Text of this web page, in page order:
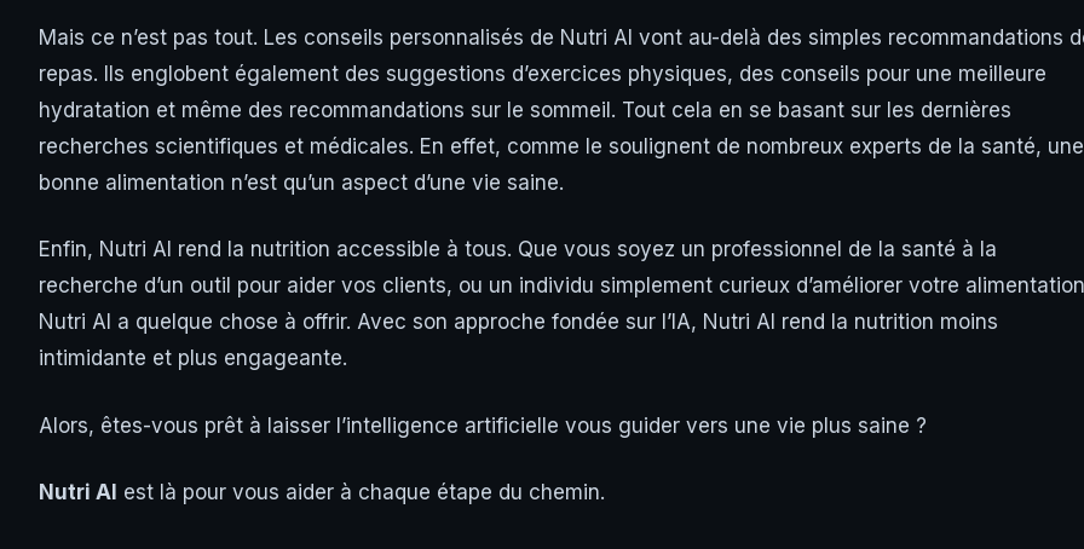
Mais ce n’est pas tout. Les conseils personnalisés de Nutri AI vont au-delà des simples recommandations
repas. Ils englobent également des suggestions d’exercices physiques, des conseils pour une meilleure
hydratation et même des recommandations sur le sommeil. Tout cela en se basant sur les dernières
recherches scientifiques et médicales. En effet, comme le soulignent de nombreux experts de la santé, une
bonne alimentation n’est qu’un aspect d’une vie saine.
Enfin, Nutri AI rend la nutrition accessible à tous. Que vous soyez un professionnel de la santé à la
recherche d’un outil pour aider vos clients, ou un individu simplement curieux d’améliorer votre
Nutri AI a quelque chose à offrir. Avec son approche fondée sur l’IA, Nutri AI rend la nutrition moins
intimidante et plus engageante.
Alors, êtes-vous prêt à laisser l’intelligence artificielle vous guider vers une vie plus saine ?
Nutri AI est là pour vous aider à chaque étape du chemin.